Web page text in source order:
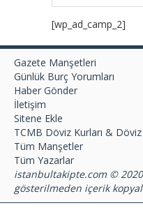
[wp_ad_camp_2]
Gazete Manşetleri
Günlük Burç Yorumları
Haber Gönder
İletişim
Sitene Ekle
TCMB Döviz Kurları &
Tüm Manşetler
Tüm Yazarlar
istanbultakipte.com © 2020
gösterilmeden içerik